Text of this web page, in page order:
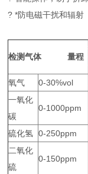
? *防电磁干扰和辐射
检测气体量程
氧气
0-30%vol
一氧化
碳
0-1000ppm
硫化氢 0-250ppm
二氧化
硫
0-150ppm